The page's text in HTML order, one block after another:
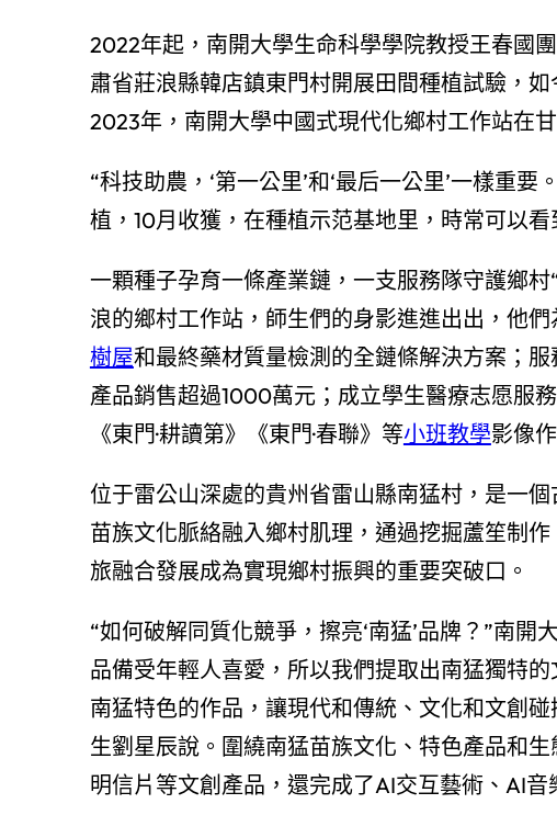
2022年起，南開大學生命科學學院教授王春國
肅省莊浪縣韓店鎮東門村開展田間種植試驗，
2023年，南開大學中國式現代化鄉村工作站在
“科技助農，‘第一公里’和‘最后一公里’一樣重
植，10月收獲，在種植示范基地里，時常可以
一顆種子孕育一條產業鏈，一支服務隊守護鄉
浪的鄉村工作站，師生們的身影進進出出，他
樹屋和最終藥材質量檢測的全鏈條解決方案；
產品銷售超過1000萬元；成立學生醫療志愿服
《東門·耕讀第》《東門·春聯》等小班教學影像
位于雷公山深處的貴州省雷山縣南猛村，是一
苗族文化脈絡融入鄉村肌理，通過挖掘蘆笙制
旅融合發展成為實現鄉村振興的重要突破口。
“如何破解同質化競爭，擦亮‘南猛’品牌？”南
品備受年輕人喜愛，所以我們提取出南猛獨特
南猛特色的作品，讓現代和傳統、文化和文創
生劉星辰說。圍繞南猛苗族文化、特色產品和
明信片等文創產品，還完成了AI交互藝術、AI音